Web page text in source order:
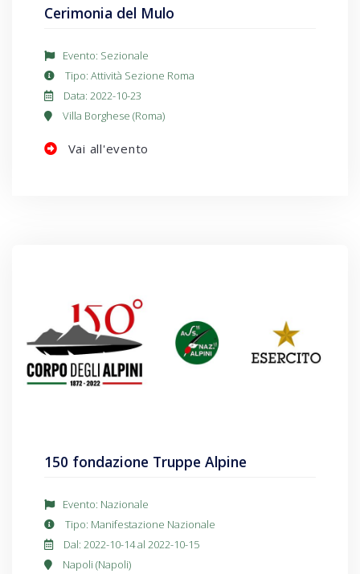
Cerimonia del Mulo
Evento: Sezionale
Tipo: Attività Sezione Roma
Data: 2022-10-23
Villa Borghese (Roma)
Vai all'evento
150 fondazione Truppe Alpine
Evento: Nazionale
Tipo: Manifestazione Nazionale
Dal: 2022-10-14 al 2022-10-15
Napoli (Napoli)